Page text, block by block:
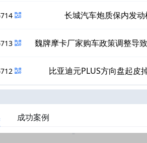
长城汽车炮质保内发
魏牌摩卡厂家购车政策调整导
比亚迪元PLUS方向盘起皮
成功案例